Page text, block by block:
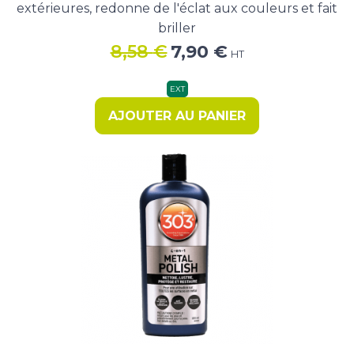
extérieures, redonne de l'éclat aux couleurs et fait
briller
8,58€ Le
initial
7,90 €Le
7,90 €.
HT
EXT
AJOUTER AU PANIER